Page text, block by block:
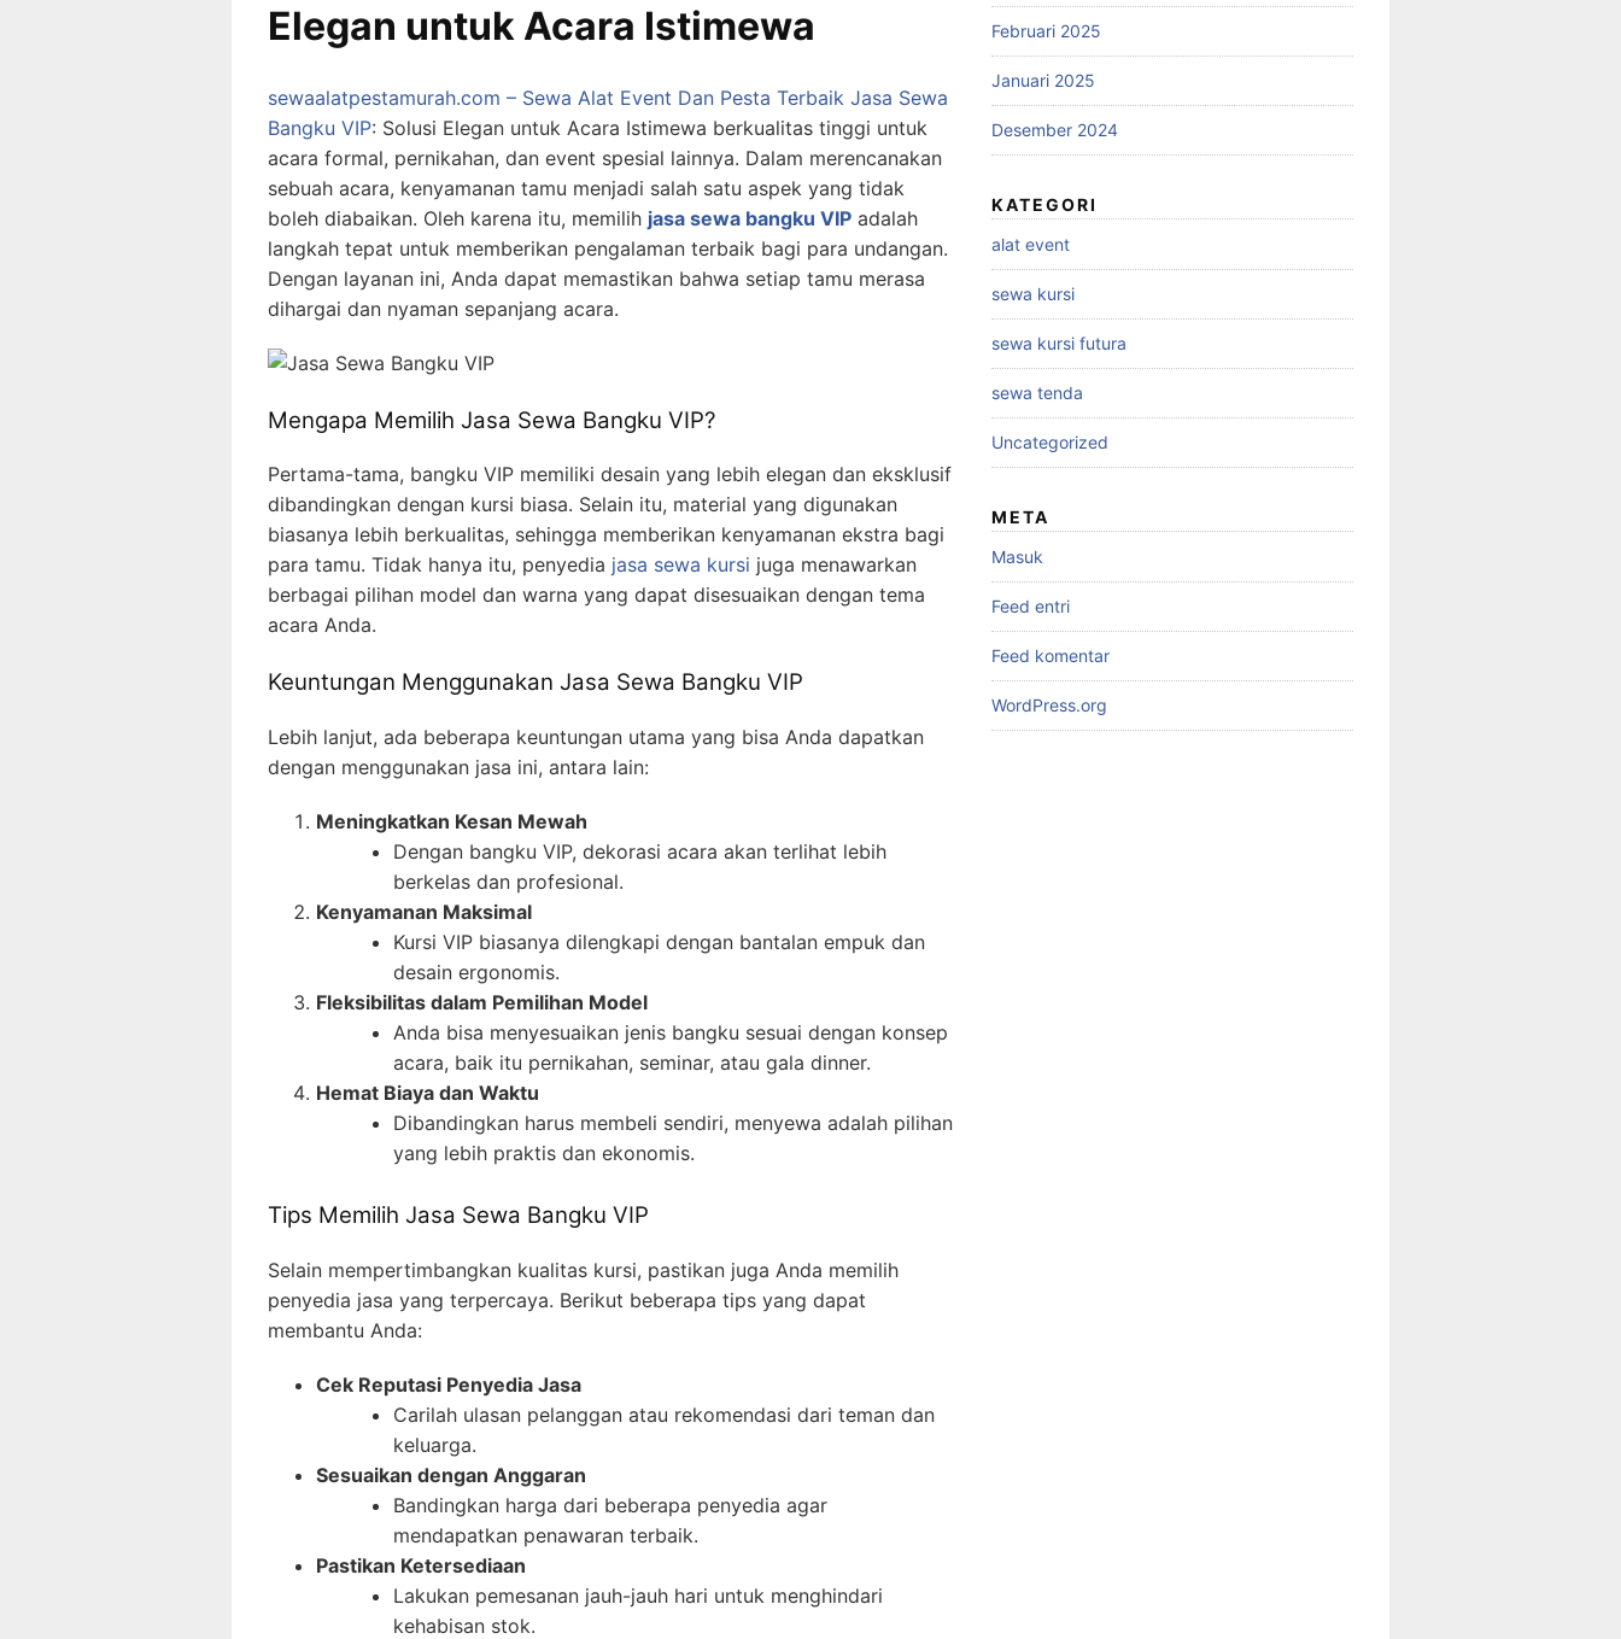
Elegan untuk Acara Istimewa
sewaalatpestamurah.com – Sewa Alat Event Dan Pesta Terbaik Jasa Sewa
Bangku VIP: Solusi Elegan untuk Acara Istimewa berkualitas tinggi untuk
acara formal, pernikahan, dan event spesial lainnya. Dalam merencanakan
sebuah acara, kenyamanan tamu menjadi salah satu aspek yang tidak
boleh diabaikan. Oleh karena itu, memilih jasa sewa bangku VIP adalah
langkah tepat untuk memberikan pengalaman terbaik bagi para undangan.
Dengan layanan ini, Anda dapat memastikan bahwa setiap tamu merasa
dihargai dan nyaman sepanjang acara.
Mengapa Memilih Jasa Sewa Bangku VIP?
Pertama-tama, bangku VIP memiliki desain yang lebih elegan dan eksklusif
dibandingkan dengan kursi biasa. Selain itu, material yang digunakan
biasanya lebih berkualitas, sehingga memberikan kenyamanan ekstra bagi
para tamu. Tidak hanya itu, penyedia jasa sewa kursi juga menawarkan
berbagai pilihan model dan warna yang dapat disesuaikan dengan tema
acara Anda.
Keuntungan Menggunakan Jasa Sewa Bangku VIP
Lebih lanjut, ada beberapa keuntungan utama yang bisa Anda dapatkan
dengan menggunakan jasa ini, antara lain:
Meningkatkan Kesan Mewah
Dengan bangku VIP, dekorasi acara akan terlihat lebih
berkelas dan profesional.
Kenyamanan Maksimal
Kursi VIP biasanya dilengkapi dengan bantalan empuk dan
desain ergonomis.
Fleksibilitas dalam Pemilihan Model
Anda bisa menyesuaikan jenis bangku sesuai dengan konsep
acara, baik itu pernikahan, seminar, atau gala dinner.
Hemat Biaya dan Waktu
Dibandingkan harus membeli sendiri, menyewa adalah pilihan
yang lebih praktis dan ekonomis.
Tips Memilih Jasa Sewa Bangku VIP
Selain mempertimbangkan kualitas kursi, pastikan juga Anda memilih
penyedia jasa yang terpercaya. Berikut beberapa tips yang dapat
membantu Anda:
Cek Reputasi Penyedia Jasa
Carilah ulasan pelanggan atau rekomendasi dari teman dan
keluarga.
Sesuaikan dengan Anggaran
Bandingkan harga dari beberapa penyedia agar
mendapatkan penawaran terbaik.
Pastikan Ketersediaan
Lakukan pemesanan jauh-jauh hari untuk menghindari
kehabisan stok.
Februari 2025
Januari 2025
Desember 2024
KATEGORI
alat event
sewa kursi
sewa kursi futura
sewa tenda
Uncategorized
META
Masuk
Feed entri
Feed komentar
WordPress.org